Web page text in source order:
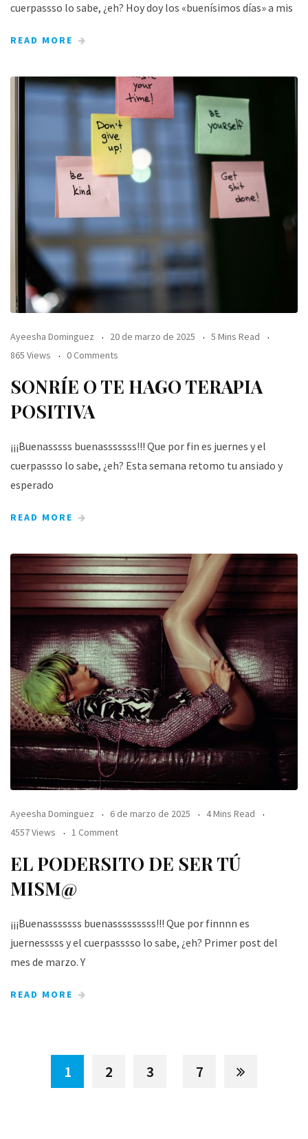
cuerpassso lo sabe, ¿eh? Hoy doy los «buenísimos días» a mis
READ MORE
Ayeesha Dominguez 20 de marzo de 2025
5 Mins Read
865 Views
0 Comments
SONRÍE O TE HAGO TERAPIA
POSITIVA
¡¡¡Buenasssss buenasssssss!!! Que por fin es juernes y el
cuerpassso lo sabe, ¿eh? Esta semana retomo tu ansiado y
esperado
READ MORE
Ayeesha Dominguez 6 de marzo de 2025
4 Mins Read
4557 Views
1 Comment
EL PODERSITO DE SER TÚ
MISM@
¡¡¡Buenasssssss buenasssssssss!!! Que por finnnn es
juernesssss y el cuerpasssso lo sabe, ¿eh? Primer post del
mes de marzo. Y
READ MORE
1 2 3 7